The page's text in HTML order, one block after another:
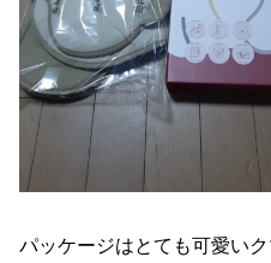
パッケージはとても可愛い